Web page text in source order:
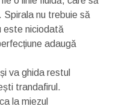
Spirala nu trebuie să
este niciodată
adaugă
va ghida restul
trandafirul.
la miezul